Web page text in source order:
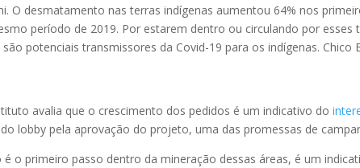
O desmatamento nas terras indígenas aumentou 64% nos
período de 2019. Por estarem dentro ou circulando por
potenciais transmissores da Covid-19 para os indígenas. Chico
avalia que o crescimento dos pedidos é um indicativo do
lobby pela aprovação do projeto, uma das promessas de
é o primeiro passo dentro da mineração dessas áreas, é um